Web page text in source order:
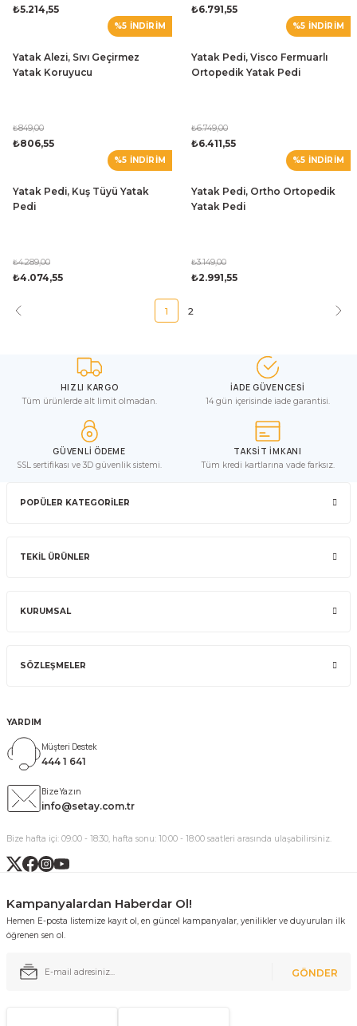
₺5.214,55 ₺6.791,55
%5 İNDİRİM
Yatak Alezi, Sıvı Geçirmez
Yatak Koruyucu
₺849,00
₺806,55
%5 İNDİRİM
Yatak Pedi, Visco Fermuarlı
Ortopedik Yatak Pedi
₺6.749,00
₺6.411,55
%5 İNDİRİM
Yatak Pedi, Kuş Tüyü Yatak
Pedi
₺4.289,00
₺4.074,55
%5 İNDİRİM
Yatak Pedi, Ortho Ortopedik
Yatak Pedi
₺3.149,00
₺2.991,55
1 2
HIZLI KARGO
Tüm ürünlerde alt limit olmadan.
İADE GÜVENCESİ
14 gün içerisinde iade garantisi.
GÜVENLİ ÖDEME
SSL sertifikası ve 3D güvenlik sistemi.
TAKSİT İMKANI
Tüm kredi kartlarına vade farksız.
POPÜLER KATEGORİLER
TEKİL ÜRÜNLER
KURUMSAL
SÖZLEŞMELER
YARDIM
Müşteri Destek
444 1 641
Bize Yazın
info@setay.com.tr
Bize hafta içi: 09:00 - 18:30, hafta sonu: 10:00 - 18:00 saatleri arasında ulaşabilirsiniz.
Kampanyalardan Haberdar Ol!
Hemen E-posta listemize kayıt ol, en güncel kampanyalar, yenilikler ve duyuruları ilk
öğrenen sen ol.
GÖNDER